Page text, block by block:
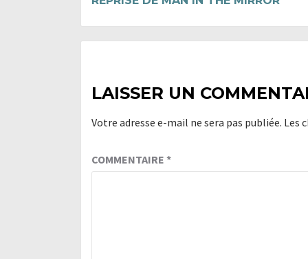
LAISSER UN
Votre adresse e-mail ne sera pas publiée. Les
COMMENTAIRE *